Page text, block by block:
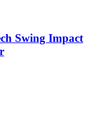
Swing Impact